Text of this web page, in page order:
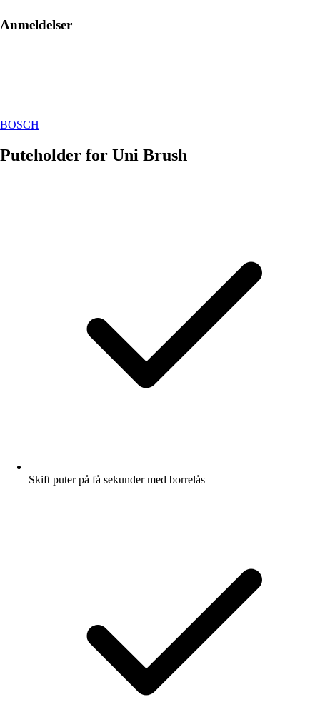
Anmeldelser
BOSCH
Puteholder for Uni Brush
Skift puter på få sekunder med borrelås